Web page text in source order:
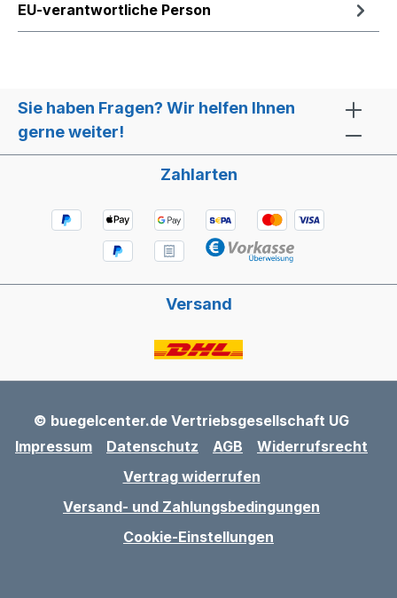
EU-verantwortliche Person
Sie haben Fragen? Wir helfen Ihnen
gerne weiter!
Zahlarten
Versand
© buegelcenter.de Vertriebsgesellschaft UG
Impressum
Datenschutz AGB
Widerrufsrecht
Vertrag widerrufen
Versand- und Zahlungsbedingungen
Cookie-Einstellungen